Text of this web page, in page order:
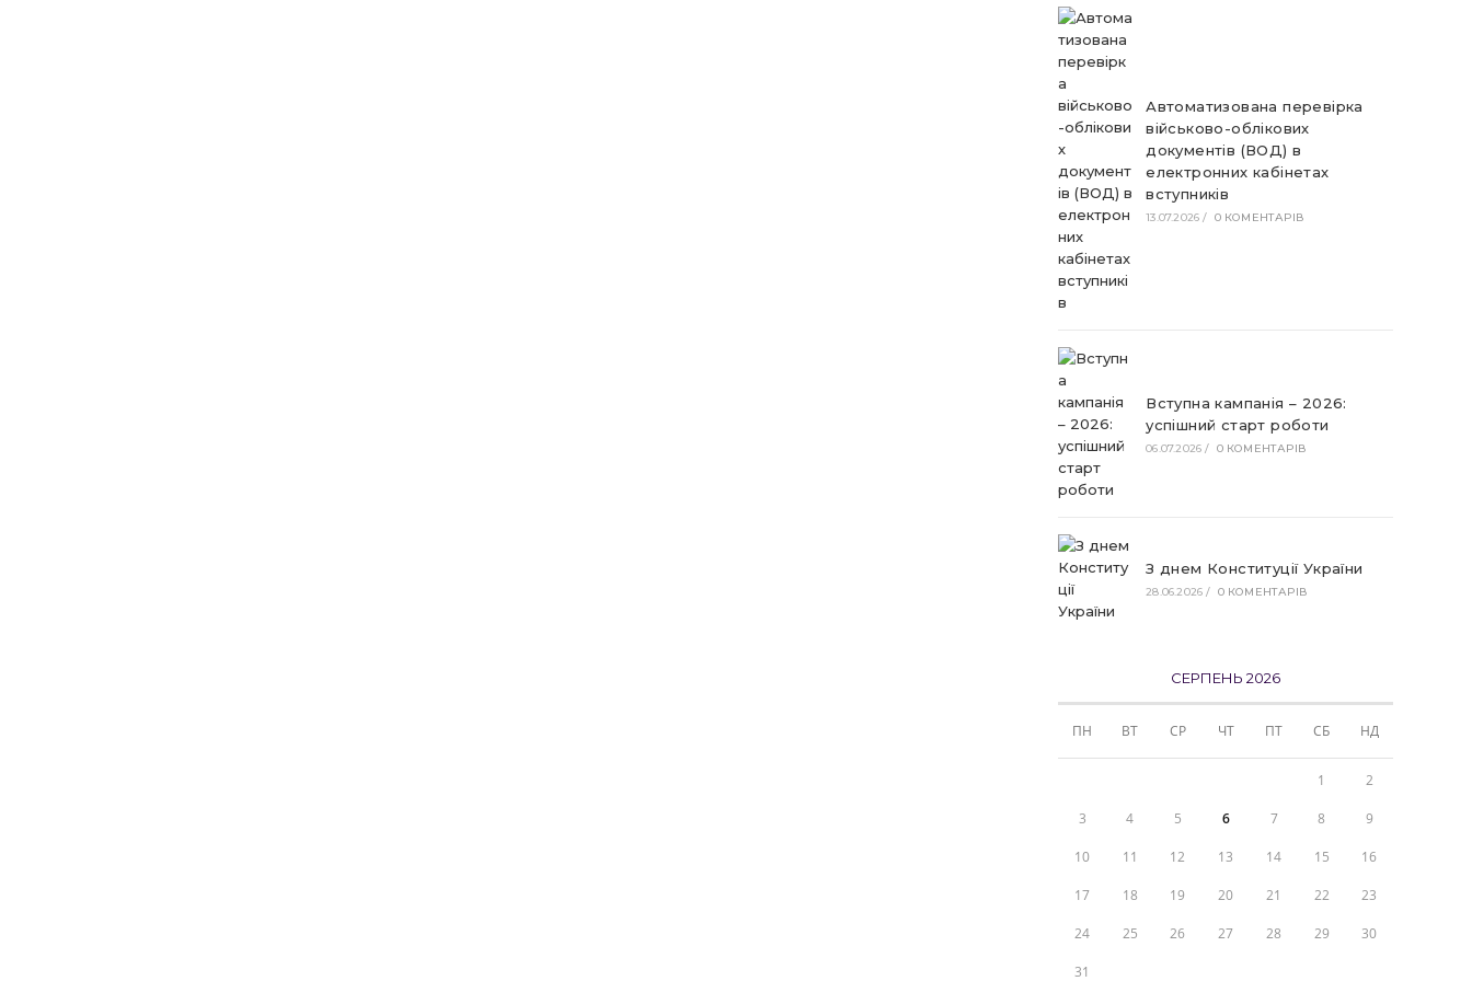
Автоматизована перевірка
військово-облікових
документів (ВОД) в
електронних кабінетах
вступників
13.07.2026 / 0 КОМЕНТАРІВ
Вступна кампанія – 2026:
успішний старт роботи
06.07.2026 / 0 КОМЕНТАРІВ
З днем Конституції України
28.06.2026 / 0 КОМЕНТАРІВ
СЕРПЕНЬ 2026
ПН ВТ СР ЧТ ПТ СБ НД
1 2
3 4 5 6 7 8 9
10 11 12 13 14 15 16
17 18 19 20 21 22 23
24 25 26 27 28 29 30
31